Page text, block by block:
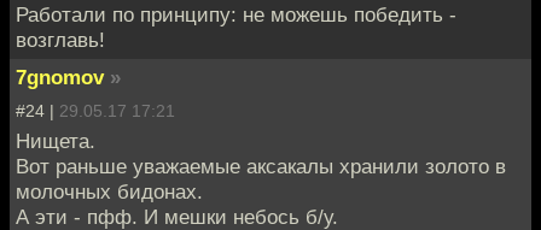
Работали по принципу: не можешь победить -
возглавь!
7gnomov »
#24 | 29.05.17 17:21
Нищета.
Вот раньше уважаемые аксакалы хранили золото в
молочных бидонах.
А эти - пфф. И мешки небось б/у.